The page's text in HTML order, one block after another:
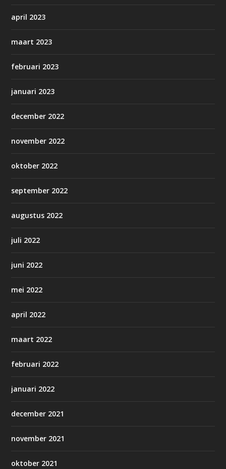
april 2023
maart 2023
februari 2023
januari 2023
december 2022
november 2022
oktober 2022
september 2022
augustus 2022
juli 2022
juni 2022
mei 2022
april 2022
maart 2022
februari 2022
januari 2022
december 2021
november 2021
oktober 2021